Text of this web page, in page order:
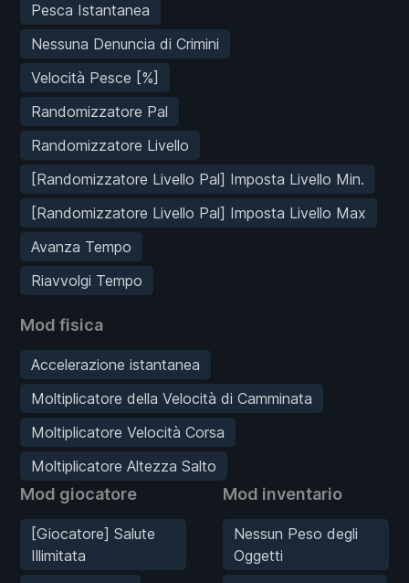
Pesca Istantanea
Nessuna Denuncia di Crimini
Velocità Pesce [%]
Randomizzatore Pal
Randomizzatore Livello
[Randomizzatore Livello Pal] Imposta Livello Min.
[Randomizzatore Livello Pal] Imposta Livello Max
Avanza Tempo
Riavvolgi Tempo
Mod fisica
Accelerazione istantanea
Moltiplicatore della Velocità di Camminata
Moltiplicatore Velocità Corsa
Moltiplicatore Altezza Salto
Mod giocatore
[Giocatore] Salute
Illimitata
Mod inventario
Nessun Peso degli
Oggetti